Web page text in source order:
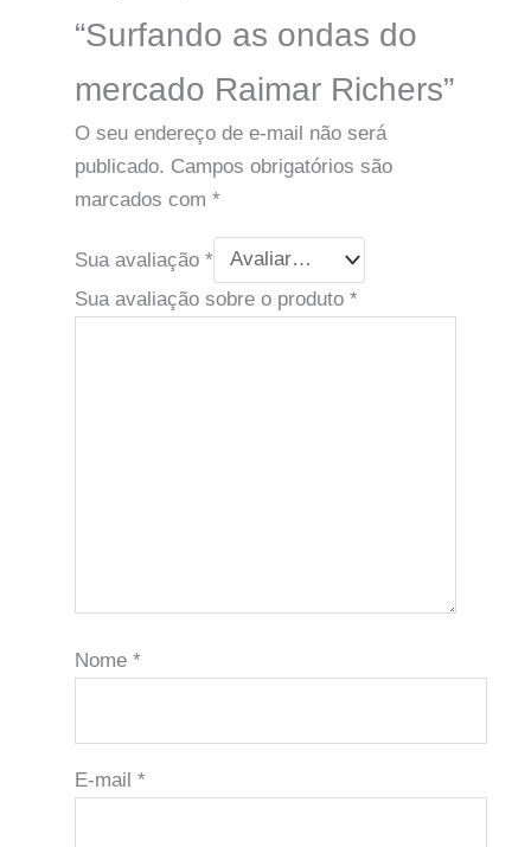
“Surfando as ondas do
mercado Raimar Richers”
O seu endereço de e-mail não será
publicado. Campos obrigatórios são
marcados com *
Sua avaliação *
Sua avaliação sobre o produto *
Nome *
E-mail *